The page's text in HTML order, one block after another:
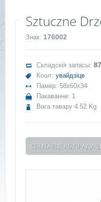
Sztuczne
Знак: 176002
Складскія запасы:
Кошт:увайдзіце
Памер: 58x60x34
Пакаванне: 1
Вага тавару 4.52 Kg
СПЫТАЕЦЕ АБ